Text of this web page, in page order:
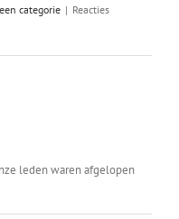
categorie | Reacties
leden waren afgelopen